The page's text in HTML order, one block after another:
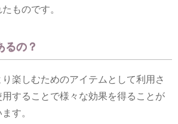
ものです。
るの？
楽しむためのアイテムとして利用さ
することで様々な効果を得ることが
す。